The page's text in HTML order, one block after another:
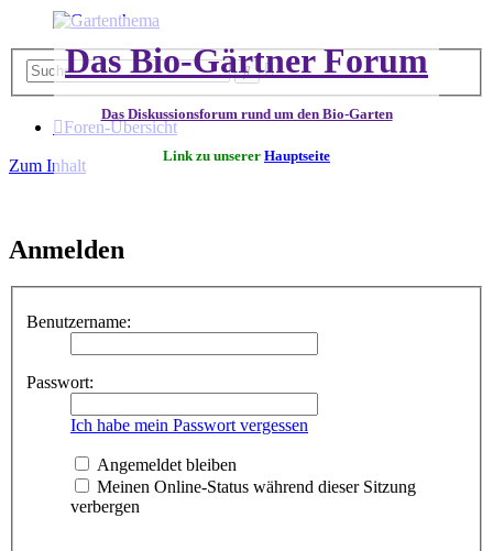
Das Bio-Gärtner Forum
Das Diskussionsforum rund um den Bio-Garten
Link zu unserer Hauptseite
SucheErweiterte
Foren-Übersicht
Zum Inhalt
Anmelden
Benutzername:
Passwort:
Ich habe mein Passwort vergessen
Angemeldet bleiben
Meinen Online-Status während dieser Sitzung
verbergen